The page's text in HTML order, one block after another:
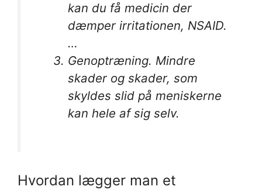
kan du få medicin der
dæmper irritationen, NSAID.
…
Genoptræning. Mindre
skader og skader, som
skyldes slid på meniskerne
kan hele af sig selv.
Hvordan lægger man et